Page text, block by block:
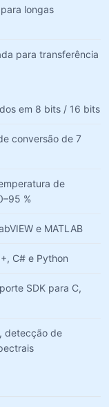
longas
para transferência
em 8 bits / 16 bits
conversão de 7
de
%
e MATLAB
C# e Python
SDK para C,
detecção de